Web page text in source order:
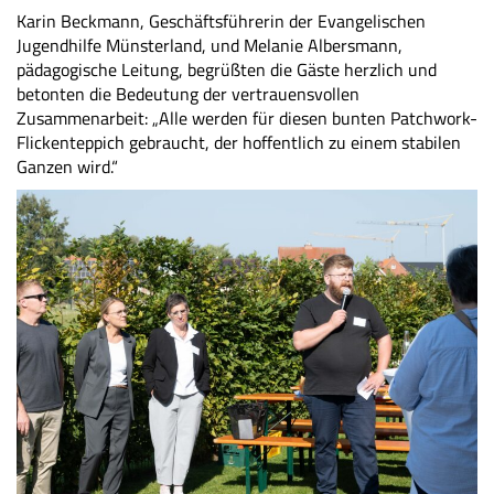
Karin Beckmann, Geschäftsführerin der Evangelischen
Jugendhilfe Münsterland, und Melanie Albersmann,
pädagogische Leitung, begrüßten die Gäste herzlich und
betonten die Bedeutung der vertrauensvollen
Zusammenarbeit: „Alle werden für diesen bunten Patchwork-
Flickenteppich gebraucht, der hoffentlich zu einem stabilen
Ganzen wird.“